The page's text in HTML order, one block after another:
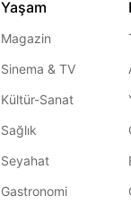
Yaşam
Magazin
Sinema & TV
Kültür-Sanat
Sağlık
Seyahat
Gastronomi